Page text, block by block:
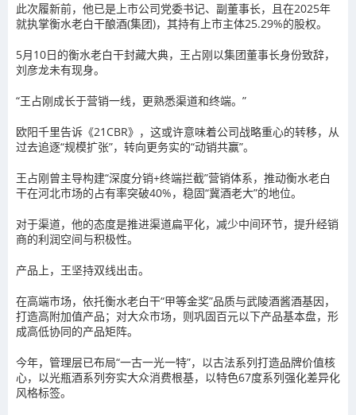
此次履新前，他已是上市公司党委书记、副董事长，且在2025年
就执掌衡水老白干酿酒(集团)，其持有上市主体25.29%的股权。
5月10日的衡水老白干封藏大典，王占刚以集团董事长身份致辞，
刘彦龙未有现身。
“王占刚成长于营销一线，更熟悉渠道和终端。”
欧阳千里告诉《21CBR》，这或许意味着公司战略重心的转移，从
过去追逐“规模扩张”，转向更务实的“动销共赢”。
王占刚曾主导构建“深度分销+终端拦截”营销体系，推动衡水老白
干在河北市场的占有率突破40%，稳固“冀酒老大”的地位。
对于渠道，他的态度是推进渠道扁平化，减少中间环节，提升经销
商的利润空间与积极性。
产品上，王坚持双线出击。
在高端市场，依托衡水老白干“甲等金奖”品质与武陵酒酱酒基因，
打造高附加值产品；对大众市场，则巩固百元以下产品基本盘，形
成高低协同的产品矩阵。
今年，管理层已布局“一古一光一特”，以古法系列打造品牌价值核
心，以光瓶酒系列夯实大众消费根基，以特色67度系列强化差异化
风格标签。